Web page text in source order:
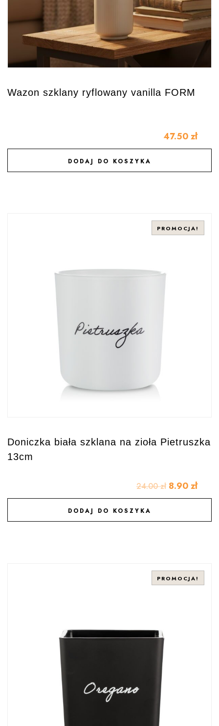
Wazon szklany ryflowany vanilla FORM
47.50 zł
DODAJ DO KOSZYKA
DODAJ DO ULUBIONYCH
PROMOCJA!
Doniczka biała szklana na zioła Pietruszka
13cm
24.00zł 8.90 zł
DODAJ DO KOSZYKA
DODAJ DO ULUBIONYCH
PROMOCJA!